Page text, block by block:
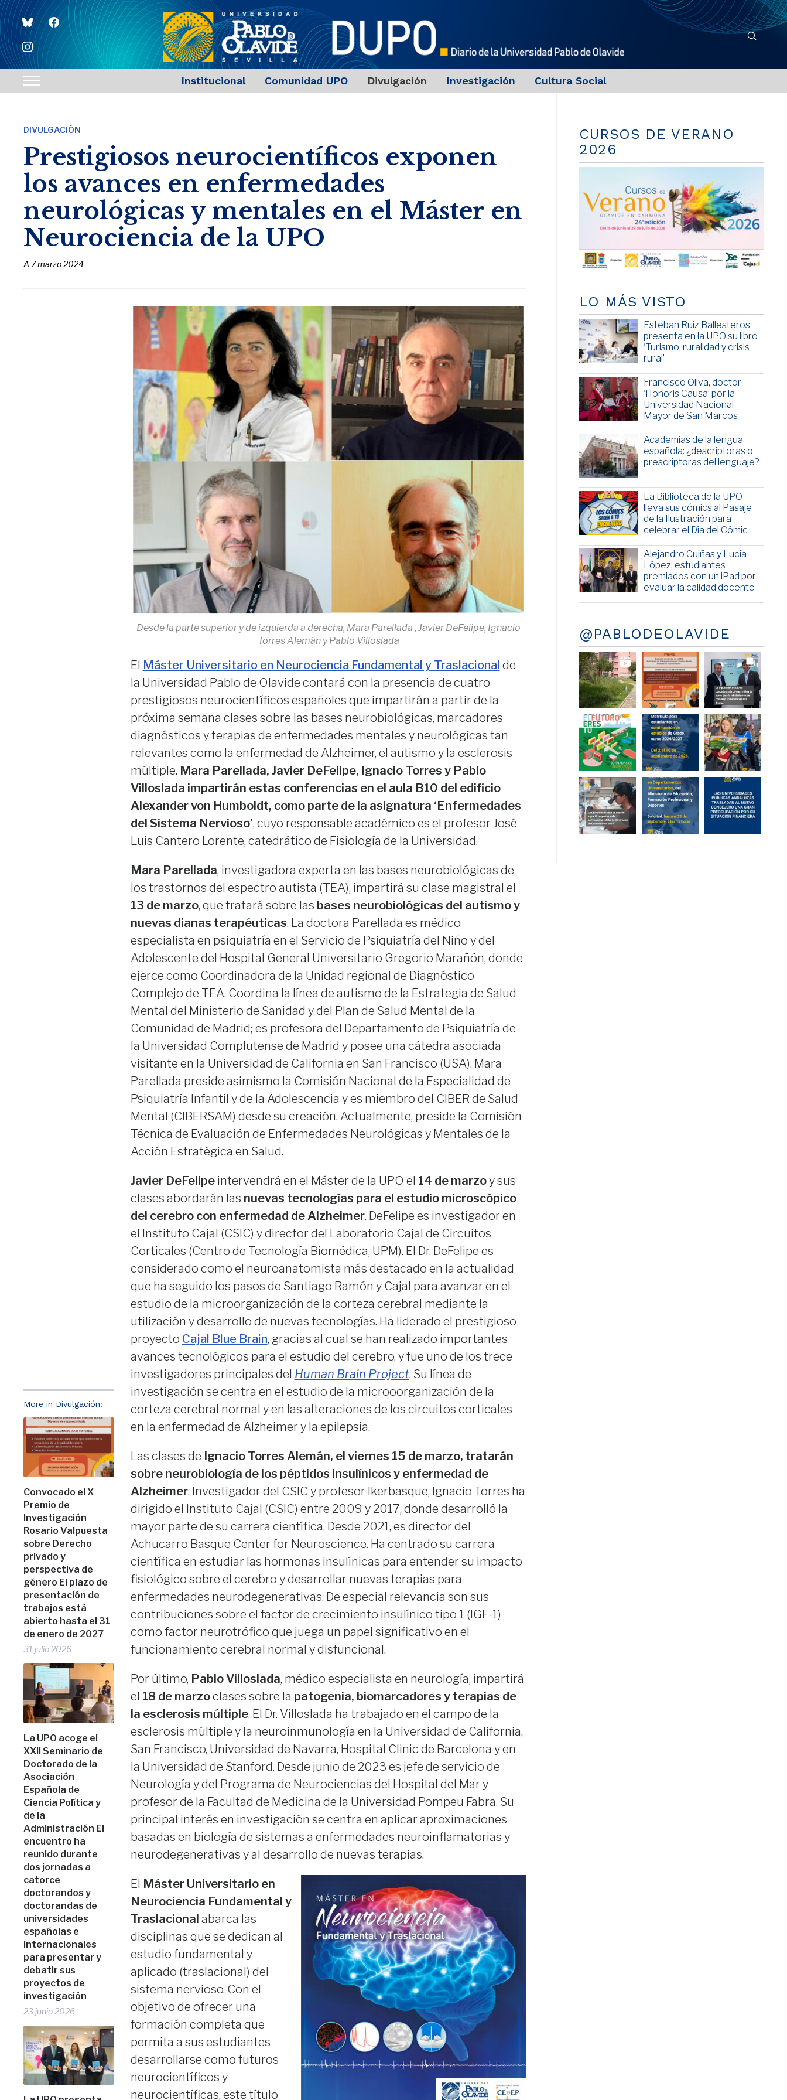
blueskyfacebook
instagram
Toggle
navigation
Institucional Comunidad UPO Divulgación Investigación Cultura Social
DIVULGACIÓN
Prestigiosos neurocientíficos exponen
los avances en enfermedades
neurológicas y mentales en el Máster en
Neurociencia de la UPO
A 7 marzo 2024
More in Divulgación:
Convocado el X
Premio de
Investigación
Rosario Valpuesta
sobre Derecho
privado y
perspectiva de
género El plazo de
presentación de
trabajos está
abierto hasta el 31
de enero de 2027
31 julio 2026
La UPO acoge el
XXII Seminario de
Doctorado de la
Asociación
Española de
Ciencia Política y
de la
Administración El
encuentro ha
reunido durante
dos jornadas a
catorce
doctorandos y
doctorandas de
universidades
españolas e
internacionales
para presentar y
debatir sus
proyectos de
investigación
23 junio 2026
Desde la parte superior y de izquierda a derecha, Mara Parellada , Javier DeFelipe, Ignacio
Torres Alemán y Pablo Villoslada
El Máster Universitario en Neurociencia Fundamental y Traslacional de
la Universidad Pablo de Olavide contará con la presencia de cuatro
prestigiosos neurocientíficos españoles que impartirán a partir de la
próxima semana clases sobre las bases neurobiológicas, marcadores
diagnósticos y terapias de enfermedades mentales y neurológicas tan
relevantes como la enfermedad de Alzheimer, el autismo y la esclerosis
múltiple. Mara Parellada, Javier DeFelipe, Ignacio Torres y Pablo
Villoslada impartirán estas conferencias en el aula B10 del edificio
Alexander von Humboldt, como parte de la asignatura ‘Enfermedades
del Sistema Nervioso’, cuyo responsable académico es el profesor José
Luis Cantero Lorente, catedrático de Fisiología de la Universidad.
Mara Parellada, investigadora experta en las bases neurobiológicas de
los trastornos del espectro autista (TEA), impartirá su clase magistral el
13 de marzo, que tratará sobre las bases neurobiológicas del autismo y
nuevas dianas terapéuticas. La doctora Parellada es médico
especialista en psiquiatría en el Servicio de Psiquiatría del Niño y del
Adolescente del Hospital General Universitario Gregorio Marañón, donde
ejerce como Coordinadora de la Unidad regional de Diagnóstico
Complejo de TEA. Coordina la línea de autismo de la Estrategia de Salud
Mental del Ministerio de Sanidad y del Plan de Salud Mental de la
Comunidad de Madrid; es profesora del Departamento de Psiquiatría de
la Universidad Complutense de Madrid y posee una cátedra asociada
visitante en la Universidad de California en San Francisco (USA). Mara
Parellada preside asimismo la Comisión Nacional de la Especialidad de
Psiquiatría Infantil y de la Adolescencia y es miembro del CIBER de Salud
Mental (CIBERSAM) desde su creación. Actualmente, preside la Comisión
Técnica de Evaluación de Enfermedades Neurológicas y Mentales de la
Acción Estratégica en Salud.
Javier DeFelipeintervendrá en el Máster de la UPO el 14 de marzoy sus
clases abordarán las nuevas tecnologías para el estudio microscópico
del cerebro con enfermedad de Alzheimer. DeFelipe es investigador en
el Instituto Cajal (CSIC) y director del Laboratorio Cajal de Circuitos
Corticales (Centro de Tecnología Biomédica, UPM). El Dr. DeFelipe es
considerado como el neuroanatomista más destacado en la actualidad
que ha seguido los pasos de Santiago Ramón y Cajal para avanzar en el
estudio de la microorganización de la corteza cerebral mediante la
utilización y desarrollo de nuevas tecnologías. Ha liderado el prestigioso
proyecto Cajal Blue Brain, gracias al cual se han realizado importantes
avances tecnológicos para el estudio del cerebro, y fue uno de los trece
investigadores principales del Human Brain Project. Su línea de
investigación se centra en el estudio de la microoorganización de la
corteza cerebral normal y en las alteraciones de los circuitos corticales
en la enfermedad de Alzheimer y la epilepsia.
Las clases de Ignacio Torres Alemán, el viernes 15 de marzo, tratarán
sobre neurobiología de los péptidos insulínicos y enfermedad de
Alzheimer. Investigador del CSIC y profesor Ikerbasque, Ignacio Torres ha
dirigido el Instituto Cajal (CSIC) entre 2009 y 2017, donde desarrolló la
mayor parte de su carrera científica. Desde 2021, es director del
Achucarro Basque Center for Neuroscience. Ha centrado su carrera
científica en estudiar las hormonas insulínicas para entender su impacto
fisiológico sobre el cerebro y desarrollar nuevas terapias para
enfermedades neurodegenerativas. De especial relevancia son sus
contribuciones sobre el factor de crecimiento insulínico tipo 1 (IGF-1)
como factor neurotrófico que juega un papel significativo en el
funcionamiento cerebral normal y disfuncional.
Por último, Pablo Villoslada, médico especialista en neurología, impartirá
el 18 de marzoclases sobre la patogenia, biomarcadores y terapias de
la esclerosis múltiple. El Dr. Villoslada ha trabajado en el campo de la
esclerosis múltiple y la neuroinmunología en la Universidad de California,
San Francisco, Universidad de Navarra, Hospital Clinic de Barcelona y en
la Universidad de Stanford. Desde junio de 2023 es jefe de servicio de
Neurología y del Programa de Neurociencias del Hospital del Mar y
profesor de la Facultad de Medicina de la Universidad Pompeu Fabra. Su
principal interés en investigación se centra en aplicar aproximaciones
basadas en biología de sistemas a enfermedades neuroinflamatorias y
neurodegenerativas y al desarrollo de nuevas terapias.
El Máster Universitario en
Neurociencia Fundamental y
Traslacional abarca las
disciplinas que se dedican al
estudio fundamental y
aplicado (traslacional) del
sistema nervioso. Con el
objetivo de ofrecer una
formación completa que
permita a sus estudiantes
desarrollarse como futuros
neurocientíficos y
neurocientíficas, este título
CURSOS DE VERANO
2026
LO MÁS VISTO
Esteban Ruiz Ballesteros
presenta en la UPO su libro
‘Turismo, ruralidad y crisis
rural’
Francisco Oliva, doctor
‘Honoris Causa’ por la
Universidad Nacional
Mayor de San Marcos
Academias de la lengua
española: ¿descriptoras o
prescriptoras del lenguaje?
La Biblioteca de la UPO
lleva sus cómics al Pasaje
de la Ilustración para
celebrar el Día del Cómic
Alejandro Cuiñas y Lucía
López, estudiantes
premiados con un iPad por
evaluar la calidad docente
@PABLODEOLAVIDE